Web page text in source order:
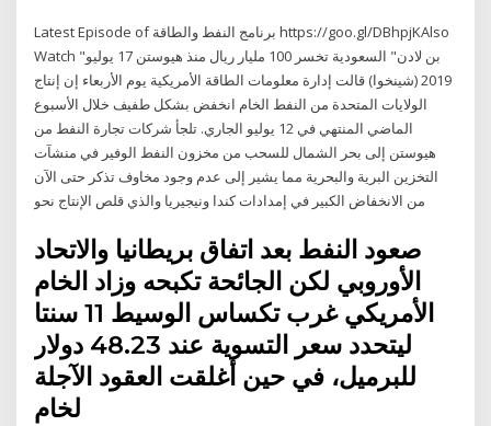
Latest Episode of برنامج النفط والطاقة https://goo.gl/DBhpjKAlso
Watch "بن لادن" السعودية تخسر 100 مليار ريال منذ هيوستن 17 يوليو
2019 (شينخوا) قالت إدارة معلومات الطاقة الأمريكية يوم الأربعاء إن إنتاج
الولايات المتحدة من النفط الخام انخفض بشكل طفيف خلال الأسبوع
الماضي المنتهي في 12 يوليو الجاري. تلجأ شركات تجارة النفط من
هيوستن إلى بحر الشمال للسحب من مخزون النفط الوفير في منشآت
التخزين البرية والبحرية مما يشير إلى عدم وجود مخاوف تذكر حتى الآن
من الانخفاض الكبير في إمدادات كندا ونيجيريا والذي قلص الإنتاج نحو
صعود النفط بعد اتفاق بريطانيا والاتحاد
الأوروبي لكن الجائحة تكبحه وزاد الخام
الأمريكي غرب تكساس الوسيط 11 سنتا
ليتحدد سعر التسوية عند 48.23 دولار
للبرميل، في حين أغلقت العقود الآجلة
لخام